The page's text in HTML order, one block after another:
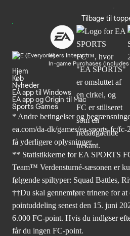
Tilbage til
Users Interact
In-game Purchases
Hjem
Køb
Nyheder
EA app til Windows
EA app og Origin til Mac
Sports Games
* Andre betingelser og
ea.com/da-dk/games/ea-sports-fc/fc-
få yderligere oplysninger.
** Statistikkerne for EA SPORTS
Team™ Verdensturné-sæsonen er
følgende spiltyper: Squad Battles,
††Du skal gennemføre trinene for at
pointuddeling senest den 15. juni
6.000 FC-point. Hvis du indløser
får du ingen FC-point.